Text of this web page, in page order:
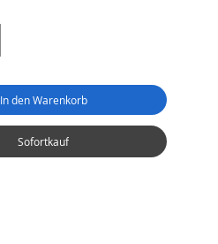
In den Warenkorb
Sofortkauf